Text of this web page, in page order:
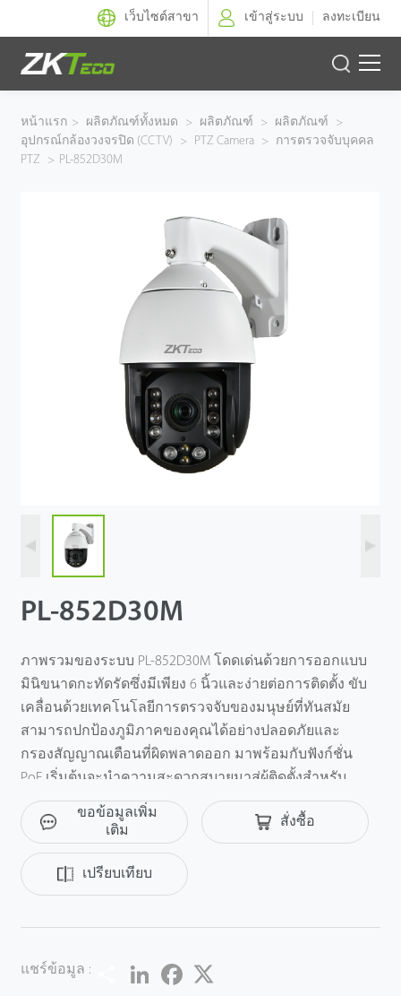
เว็บไซต์สาขา เข้าสู่ระบบ ลงทะเบียน
ผลิตภัณฑ์
โซลูชั่นของเรา
หน้าแรก > ผลิตภัณฑ์ทั้งหมด > ผลิตภัณฑ์ > ผลิตภัณฑ์
>
อุปกรณ์กล้องวงจรปิด (CCTV)
> PTZ Camera >
การตรวจจับบุคคล
PTZ
> PL-852D30M
PL-852D30M
ภาพรวมของระบบ PL-852D30M โดดเด่นด้วยการออกแบบ
มินิขนาดกะทัดรัดซึ่งมีเพียง 6 นิ้วและง่ายต่อการติดตั้ง ขับ
เคลื่อนด้วยเทคโนโลยีการตรวจจับของมนุษย์ที่ทันสมัย
สามารถปกป้องภูมิภาคของคุณได้อย่างปลอดภัยและ
กรองสัญญาณเตือนที่ผิดพลาดออก มาพร้อมกับฟังก์ชั่น
PoE เริ่มต้นจะนําความสะดวกสบายมาสู่ผู้ติดตั้งสําหรับ
การเดินสายและประหยัดค่าแรง ด้วยความเร็วในการ
แพนสูงถึง 180°/s และความเร็วในการเอียงสูงสุด 100°/s
จึงรับประกันการครอบคลุมวิดีโอ HD ขนาดใหญ่และราย
ละเอียดที่ปลอดภัย เป็นตัวเลือกที่เหมาะสําหรับโซลูชัน
SMB เช่นอาคารโรงงานโรงเรียนที่ออกแบบมาสําหรับใน
ของ H.264 แบบดั้งเดิม เทคโนโลยี H.265 ประกอบด้วยชุด
กลยุทธ์การเข้ารหัสเช่น Dyamic ROI การลดสัญญาณ
ขอข้อมูลเพิ่ม
เติม
สั่งซื้อ
เปรียบเทียบ
แชร์ข้อมูล : Share LinkedInFacebook